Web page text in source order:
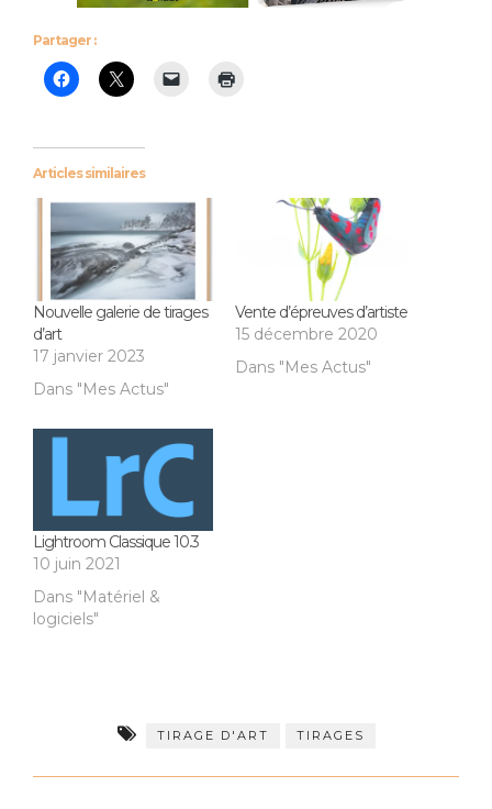
Partager :
Articles similaires
Nouvelle galerie de tirages
d’art
17 janvier 2023
Dans "Mes Actus"
Vente d’épreuves d’artiste
15 décembre 2020
Dans "Mes Actus"
Lightroom Classique 10.3
10 juin 2021
Dans "Matériel &
logiciels"
TIRAGE D'ART TIRAGES